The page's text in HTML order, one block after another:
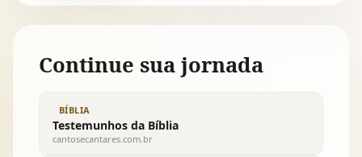
Continue sua jornada
BÍBLIA
Testemunhos da Bíblia
cantosecantares.com.br